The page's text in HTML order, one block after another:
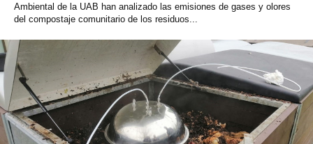
Ambiental de la UAB han analizado las emisiones de gases y olores
del compostaje comunitario de los residuos...